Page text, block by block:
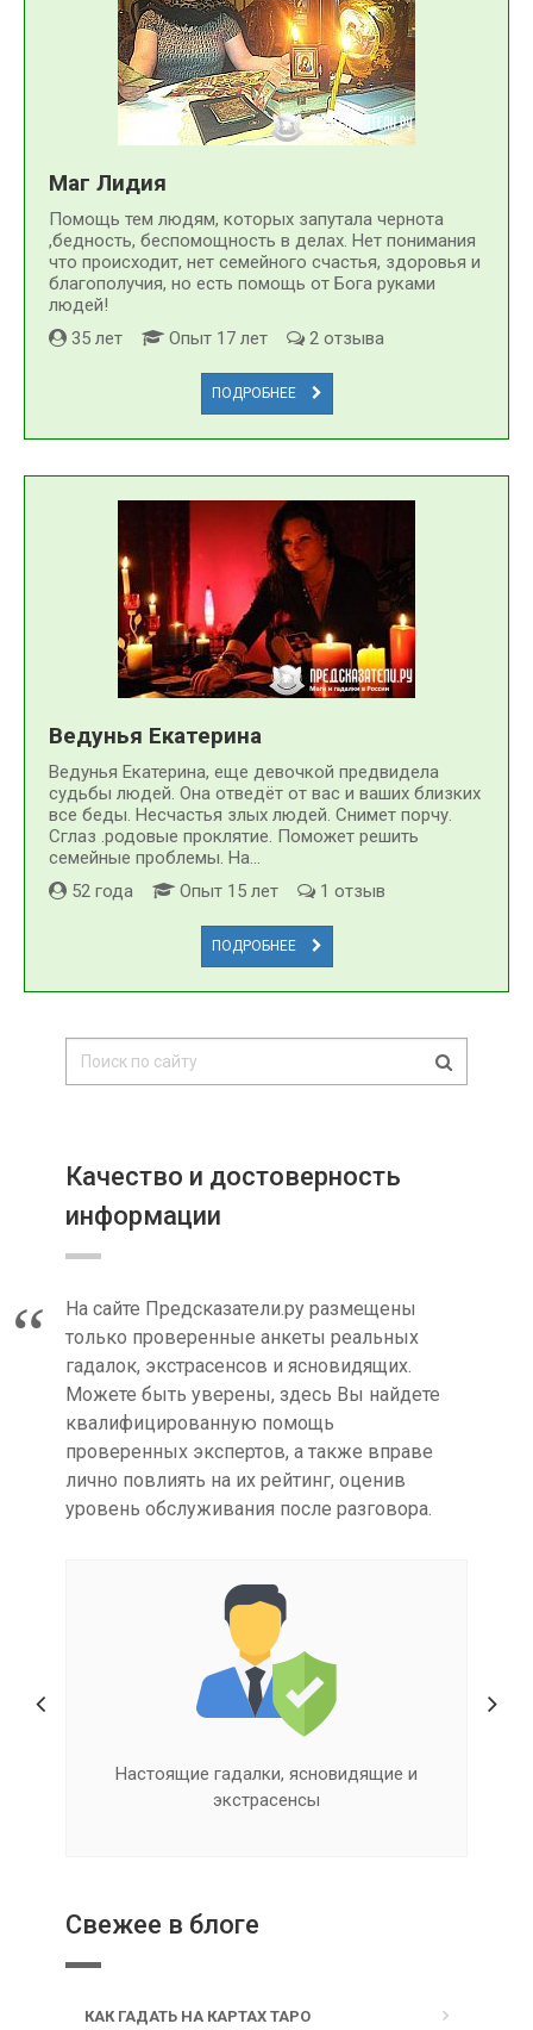
Маг Лидия
Помощь тем людям, которых запутала чернота
,бедность, беспомощность в делах. Нет понимания
что происходит, нет семейного счастья, здоровья и
благополучия, но есть помощь от Бога руками
людей!
35 лет
Опыт 17 лет 2 отзыва
ПОДРОБНЕЕ
Ведунья Екатерина
Ведунья Екатерина, еще девочкой предвидела
судьбы людей. Она отведёт от вас и ваших близких
все беды. Несчастья злых людей. Снимет порчу.
Сглаз .родовые проклятие. Поможет решить
семейные проблемы. На...
52 года
Опыт 15 лет 1 отзыв
ПОДРОБНЕЕ
Качество и достоверность
информации
На сайте Предсказатели.ру размещены
только проверенные анкеты реальных
гадалок, экстрасенсов и ясновидящих.
Можете быть уверены, здесь Вы найдете
квалифицированную помощь
проверенных экспертов, а также вправе
лично повлиять на их рейтинг, оценив
уровень обслуживания после разговора.
Квалифицированная помощь онлайн
Свежее в блоге
КАК ГАДАТЬ НА КАРТАХ ТАРО